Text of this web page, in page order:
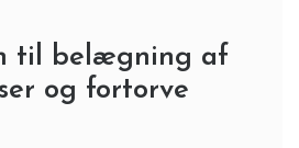
til belægning af
og fortorve